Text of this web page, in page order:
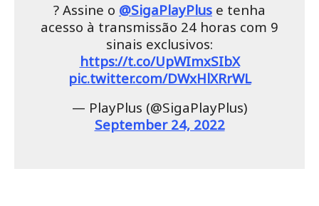
? Assine o @SigaPlayPlus e tenha
acesso à transmissão 24 horas com 9
sinais exclusivos:
https://t.co/UpWImxSIbX
pic.twitter.com/DWxHlXRrWL
— PlayPlus (@SigaPlayPlus)
September 24, 2022